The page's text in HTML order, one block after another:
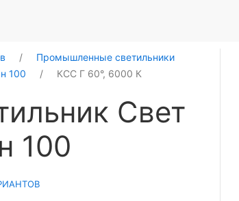
Промышленные светильники
100
КСС Г 60°, 6000 К
Свет
100